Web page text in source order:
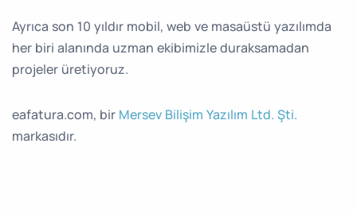
Ayrıca son 10 yıldır mobil, web ve masaüstü yazılımda
her biri alanında uzman ekibimizle duraksamadan
projeler üretiyoruz.
eafatura.com, bir Mersev Bilişim Yazılım Ltd. Şti.
markasıdır.